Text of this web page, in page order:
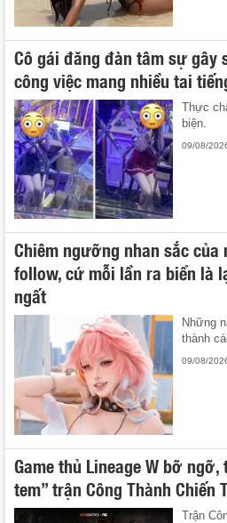
Cô gái đăng đàn tâm sự gây
công việc mang nhiều tai
Thực
biện.
09/08/
Chiêm ngưỡng nhan sắc
follow, cứ mỗi lần ra biển là
ngất
Những
thành
09/08/
Game thủ Lineage W bỡ
tem” trận Công Thành Chiến
Trận